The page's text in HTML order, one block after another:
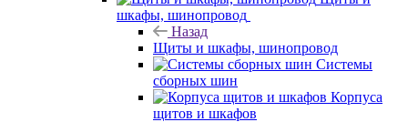
шкафы, шинопровод
Назад
Щиты и шкафы, шинопровод
Системы
сборных шин
Корпуса
щитов и шкафов